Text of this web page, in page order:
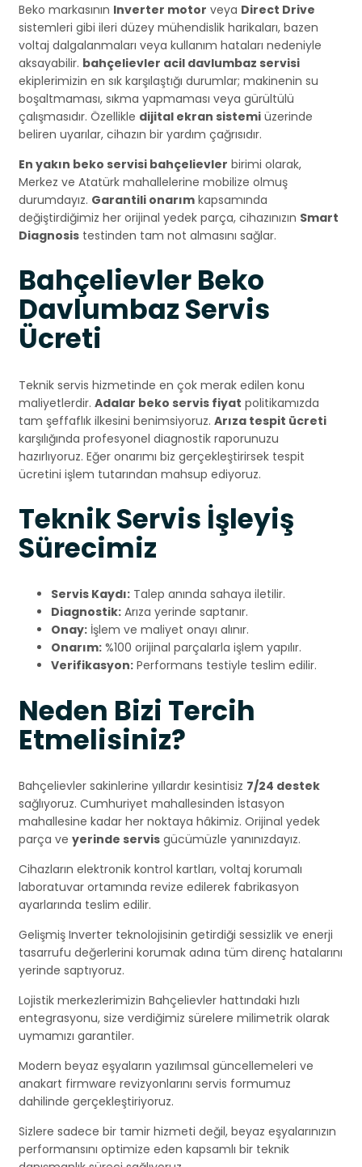
Beko markasının Inverter motor veya Direct Drive
sistemleri gibi ileri düzey mühendislik harikaları, bazen
voltaj dalgalanmaları veya kullanım hataları nedeniyle
aksayabilir. bahçelievler acil davlumbaz servisi
ekiplerimizin en sık karşılaştığı durumlar; makinenin su
boşaltmaması, sıkma yapmaması veya gürültülü
çalışmasıdır. Özellikle dijital ekran sistemi üzerinde
beliren uyarılar, cihazın bir yardım çağrısıdır.
En yakın beko servisi bahçelievler birimi olarak,
Merkez ve Atatürk mahallelerine mobilize olmuş
durumdayız. Garantili onarım kapsamında
değiştirdiğimiz her orijinal yedek parça, cihazınızın Smart
Diagnosis testinden tam not almasını sağlar.
Bahçelievler Beko
Davlumbaz Servis
Ücreti
Teknik servis hizmetinde en çok merak edilen konu
maliyetlerdir. Adalar beko servis fiyat politikamızda
tam şeffaflık ilkesini benimsiyoruz. Arıza tespit ücreti
karşılığında profesyonel diagnostik raporunuzu
hazırlıyoruz. Eğer onarımı biz gerçekleştirirsek tespit
ücretini işlem tutarından mahsup ediyoruz.
Teknik Servis İşleyiş
Sürecimiz
Servis Kaydı: Talep anında sahaya iletilir.
Diagnostik: Arıza yerinde saptanır.
Onay: İşlem ve maliyet onayı alınır.
Onarım: %100 orijinal parçalarla işlem yapılır.
Verifikasyon: Performans testiyle teslim edilir.
Neden Bizi Tercih
Etmelisiniz?
Bahçelievler sakinlerine yıllardır kesintisiz 7/24 destek
sağlıyoruz. Cumhuriyet mahallesinden İstasyon
mahallesine kadar her noktaya hâkimiz. Orijinal yedek
parça ve yerinde servis gücümüzle yanınızdayız.
Cihazların elektronik kontrol kartları, voltaj korumalı
laboratuvar ortamında revize edilerek fabrikasyon
ayarlarında teslim edilir.
Gelişmiş Inverter teknolojisinin getirdiği sessizlik ve enerji
tasarrufu değerlerini korumak adına tüm direnç hatalarını
yerinde saptıyoruz.
Lojistik merkezlerimizin Bahçelievler hattındaki hızlı
entegrasyonu, size verdiğimiz sürelere milimetrik olarak
uymamızı garantiler.
Modern beyaz eşyaların yazılımsal güncellemeleri ve
anakart firmware revizyonlarını servis formumuz
dahilinde gerçekleştiriyoruz.
Sizlere sadece bir tamir hizmeti değil, beyaz eşyalarınızın
performansını optimize eden kapsamlı bir teknik